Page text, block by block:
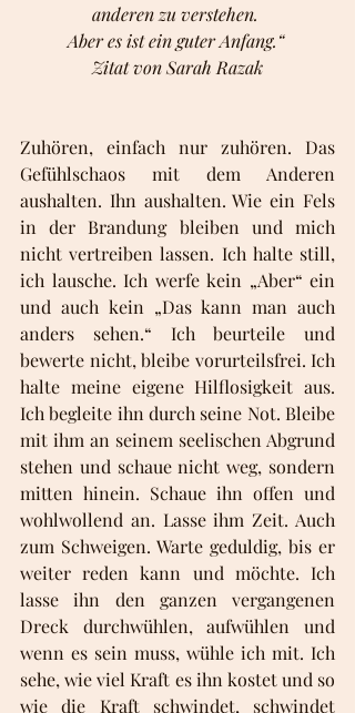
anderen zu verstehen.
Aber es ist ein guter Anfang.“
Zitat von Sarah Razak
Zuhören, einfach nur zuhören. Das
Gefühlschaos mit dem Anderen
aushalten. Ihn aushalten. Wie ein Fels
in der Brandung bleiben und mich
nicht vertreiben lassen. Ich halte still,
ich lausche. Ich werfe kein „Aber“ ein
und auch kein „Das kann man auch
anders sehen.“ Ich beurteile und
bewerte nicht, bleibe vorurteilsfrei. Ich
halte meine eigene Hilflosigkeit aus.
Ich begleite ihn durch seine Not. Bleibe
mit ihm an seinem seelischen Abgrund
stehen und schaue nicht weg, sondern
mitten hinein. Schaue ihn offen und
wohlwollend an. Lasse ihm Zeit. Auch
zum Schweigen. Warte geduldig, bis er
weiter reden kann und möchte. Ich
lasse ihn den ganzen vergangenen
Dreck durchwühlen, aufwühlen und
wenn es sein muss, wühle ich mit. Ich
sehe, wie viel Kraft es ihn kostet und so
wie die Kraft schwindet, schwindet